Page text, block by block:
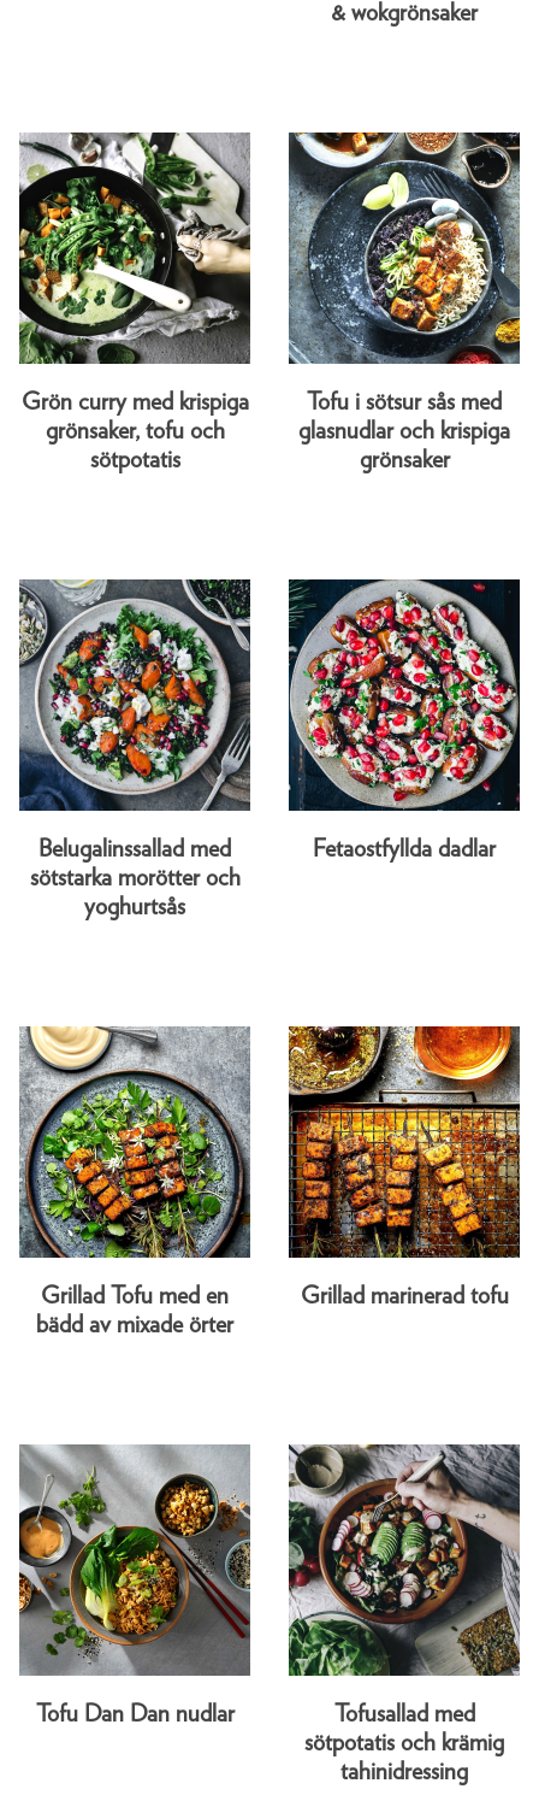
& wokgrönsaker
Grön curry med krispiga
grönsaker, tofu och
sötpotatis
Tofu i sötsur sås med
glasnudlar och krispiga
grönsaker
Belugalinssallad med
sötstarka morötter och
yoghurtsås
Fetaostfyllda dadlar
Grillad Tofu med en
bädd av mixade örter
Grillad marinerad tofu
Tofu Dan Dan nudlar
Tofusallad med
sötpotatis och krämig
tahinidressing